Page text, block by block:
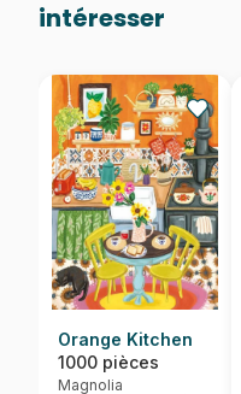
intéresser
Orange Kitchen
1000 pièces
Magnolia